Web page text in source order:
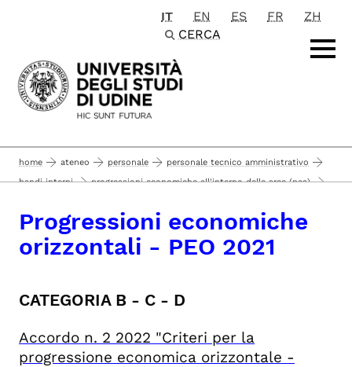
Passa al contenuto principale
IT EN ES FR
ZH
CERCA
home ateneo personale
personale tecnico amministrativo
bandi interni
progressioni economiche all'interno delle aree (pea)
Progressioni economiche
orizzontali - PEO 2021
CATEGORIA B - C - D
Accordo n. 2 2022 "Criteri per la
progressione economica orizzontale -